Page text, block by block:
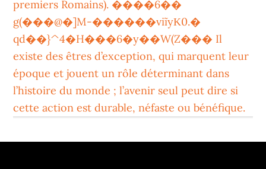
premiers Romains). ����6��
g(���@�]M-������viĩyΚ0.�
qd��}^4�H���6�y��W(Z��� Il
existe des êtres d’exception, qui marquent leur
époque et jouent un rôle déterminant dans
l’histoire du monde ; l’avenir seul peut dire si
cette action est durable, néfaste ou bénéfique.